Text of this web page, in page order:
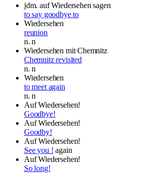
jdm. auf Wiedersehen sagen
to say goodbye to
Wiedersehen
reunion
n.n
Wiedersehen mit Chemnitz
Chemnitz revisited
n.n
Wiedersehen
to meet again
n.n
Auf Wiedersehen!
Goodbye!
Auf Wiedersehen!
Goodby!
Auf Wiedersehen!
See you ! again
Auf Wiedersehen!
So long!